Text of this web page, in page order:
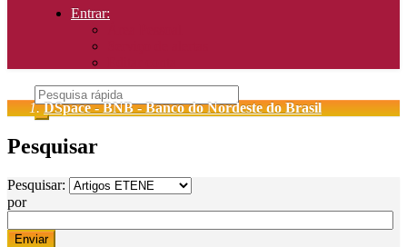
Entrar:
DSpace - BNB - Banco do Nordeste do Brasil
Pesquisar
Pesquisar:
por